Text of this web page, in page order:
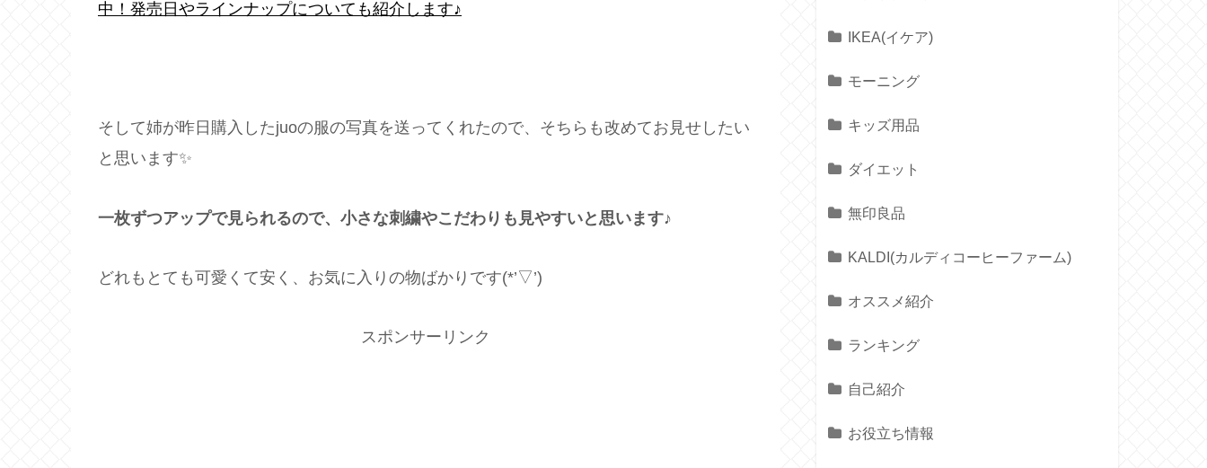
中！発売日やラインナップについても紹介します♪
そして姉が昨日購入したjuoの服の写真を送ってくれたので、そちらも改めてお見せしたい
と思います✨
一枚ずつアップで見られるので、小さな刺繍やこだわりも見やすいと思います♪
どれもとても可愛くて安く、お気に入りの物ばかりです(*’▽’)
スポンサーリンク
IKEA(イケア)
モーニング
キッズ用品
ダイエット
無印良品
KALDI(カルディコーヒーファーム)
オススメ紹介
ランキング
自己紹介
お役立ち情報